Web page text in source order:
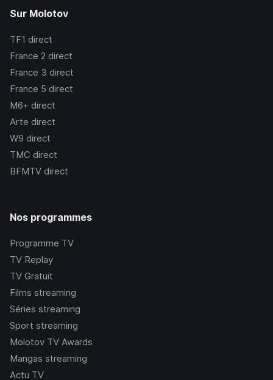
Sur Molotov
TF1 direct
France 2 direct
France 3 direct
France 5 direct
M6+ direct
Arte direct
W9 direct
TMC direct
BFMTV direct
Nos programmes
Programme TV
TV Replay
TV Gratuit
Films streaming
Séries streaming
Sport streaming
Molotov TV Awards
Mangas streaming
Actu TV